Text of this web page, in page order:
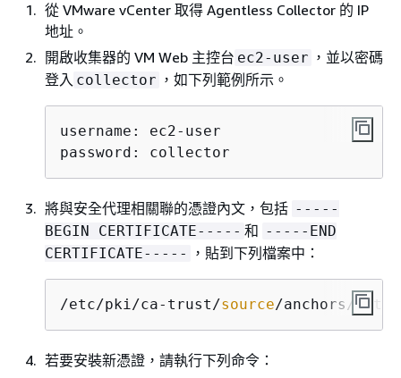
從 VMware vCenter 取得 Agentless Collector 的 IP
地址。
開啟收集器的 VM Web 主控台 ec2-user ，並以密碼
登入 collector ，如下列範例所示。
username: ec2-user
password: collector
將與安全代理相關聯的憑證內文，包括 -----
BEGIN CERTIFICATE----- 和 -----END
CERTIFICATE-----
，貼到下列檔案中：
/etc/pki/ca-trust/source/anchors/
若要安裝新憑證，請執行下列命令：